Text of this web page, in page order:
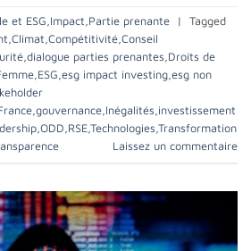
et ESG,Impact,Partie prenante |
Tagged
,Climat,Compétitivité,Conseil
,dialogue parties prenantes,Droits de
,ESG,esg impact investing,esg non
,gouvernance,Inégalités,investissement
,ODD,RSE,Technologies,Transformation
Laissez un commentaire